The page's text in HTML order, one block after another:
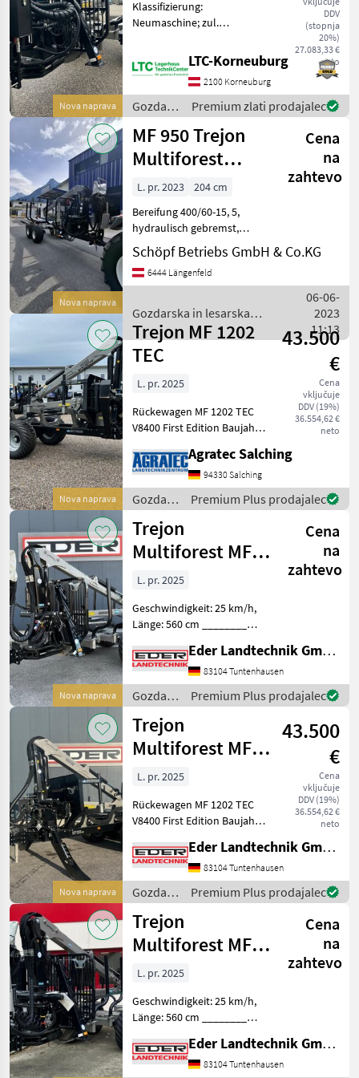
MF
950
MF950
MARKETPLACE
Marketplace
Ponudbe
trgovcev
Mali
Nova naprava
DDV
(stopnja
20%)
27.083,33 €
neto
Klassifizierung:
Neumaschine; zul.
Achsenzahl: 2;
Laderaumbreite (cm): 206;
Kran: Ja; Kranreichweite:
7800; Anzahl Teleskop: 1;
Anzahl der
LTC-Korneuburg
2100 Korneuburg
Gozdarska
in
lesarska
mehanizacija
/ Trejon
Premium zlati prodajalec
Nova naprava
MF 950 Trejon
Multiforest
V6500
Cena
na
zahtevo
L. pr. 2023
204 cm
Bereifung 400/60-15, 5,
hydraulisch gebremst,
Schwenkdeichsel,
ausklappbare
Beleuchtungsanlage,
abklappbarer Aufstiegshilfe
Greifer Hardox 120 cm Og
Schöpf Betriebs GmbH & Co.KG
6444 Längenfeld
Gozdarska in lesarska
mehanizacija / Trejon
06-06-
2023
11:13
Nova naprava
Trejon MF 1202
TEC
43.500
€
Cena
vključuje
DDV (19%)
36.554,62 €
neto
L. pr. 2025
Rückewagen MF 1202 TEC
V8400 First Edition Baujahr:
Zul. Gesamtgewicht: 12.000
kg Massiver Doppelrahmen
für mehr Stabilität
Stehpodest über
Agratec Salching
94330 Salching
Gozdarska
in
lesarska
mehanizacija
/ Trejon
Premium Plus prodajalec
Nova naprava
Trejon
Multiforest MF
1050 V7800
Cena
na
zahtevo
L. pr. 2025
Geschwindigkeit: 25 km/h,
Länge: 560 cm ________
V7800 Lagermaschine
Anhänger MF1050 Zul.
Gesamtgewicht: 10.500 kg
Massives Zentrahlrohr
Stehpo
Eder Landtechnik GmbH
83104 Tuntenhausen
Gozdarska
in
lesarska
mehanizacija
/ Trejon
Premium Plus prodajalec
Nova naprava
Trejon
Multiforest MF
1202 TEC V8400
First Edition
43.500
€
Cena
vključuje
DDV (19%)
36.554,62 €
neto
L. pr. 2025
Rückewagen MF 1202 TEC
V8400 First Edition Baujahr:
Zul. Gesamtgewicht: 12.000
kg Massiver Doppelrahmen
für mehr Stabilität
Stehpodest üb
Eder Landtechnik GmbH
83104 Tuntenhausen
Gozdarska
in
lesarska
mehanizacija
/ Trejon
Premium Plus prodajalec
Trejon
Multiforest MF
1050 V7800
Cena
na
zahtevo
L. pr. 2025
Geschwindigkeit: 25 km/h,
Länge: 560 cm ________
Lagermaschine Anhänger
MF1050 Zul.
Eder Landtechnik GmbH
83104 Tuntenhausen